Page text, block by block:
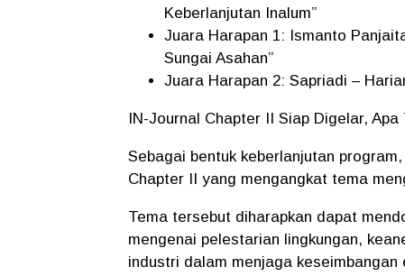
Keberlanjutan Inalum”
Juara Harapan 1: Ismanto
Sungai Asahan”
Juara Harapan 2: Sapriadi –
IN-Journal Chapter II Siap Digelar, Apa
Sebagai bentuk keberlanjutan
Chapter II yang mengangkat tema
Tema tersebut diharapkan dapat
mengenai pelestarian lingkungan,
industri dalam menjaga keseimbangan